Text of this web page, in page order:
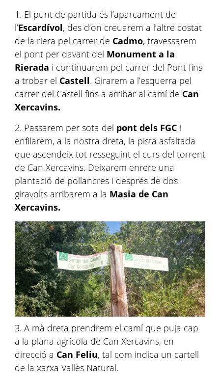
1. El punt de partida és l’aparcament de
l’Escardívol, des d’on creuarem a l’altre costat
de la riera pel carrer de Cadmo, travessarem
el pont per davant del Monument a la
Rierada i continuarem pel carrer del Pont fins
a trobar el Castell. Girarem a l’esquerra pel
carrer del Castell fins a arribar al camí de Can
Xercavins.
2. Passarem per sota del pont dels FGC i
enfilarem, a la nostra dreta, la pista asfaltada
que ascendeix tot resseguint el curs del torrent
de Can Xercavins. Deixarem enrere una
plantació de pollancres i després de dos
giravolts arribarem a la Masia de Can
Xercavins.
3. A mà dreta prendrem el camí que puja cap
a la plana agrícola de Can Xercavins, en
direcció a Can Feliu, tal com indica un cartell
de la xarxa Vallès Natural.